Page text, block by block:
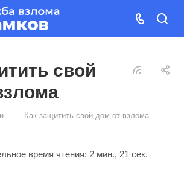
свой
— Как защитить свой дом от взлома
время чтения: 2 мин., 21 сек.